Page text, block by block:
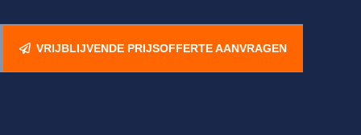
VRIJBLIJVENDE PRIJSOFFERTE AANVRAGEN